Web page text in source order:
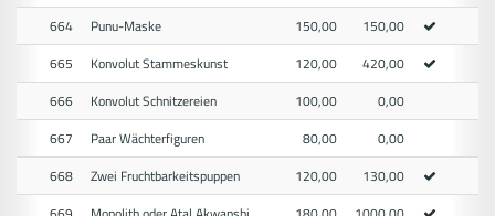
664
Punu-Maske 150,00
150,00
665
Konvolut Stammeskunst 120,00
420,00
666
Konvolut Schnitzereien 100,00
0,00
667
Paar Wächterfiguren 80,00
0,00
668
Zwei Fruchtbarkeitspuppen 120,00
130,00